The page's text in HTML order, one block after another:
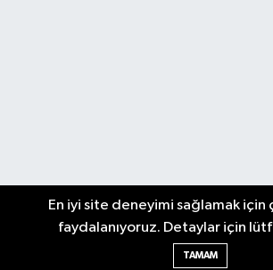
En iyi site deneyimi sağlamak
faydalanıyoruz. Detaylar için
TAMAM